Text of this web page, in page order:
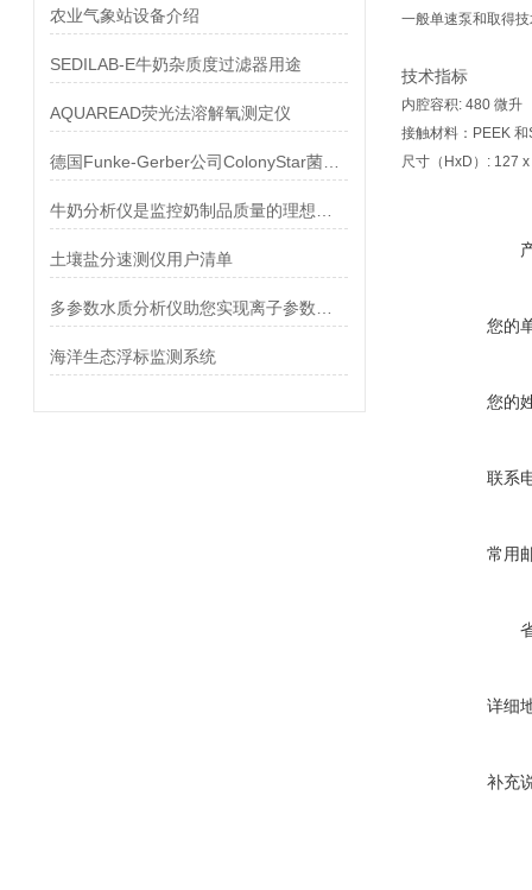
农业气象站设备介绍
SEDILAB-E牛奶杂质度过滤器用途
AQUAREAD荧光法溶解氧测定仪
土壤盐分速测仪用户清单
海洋生态浮标监测系统
一般单速泵和取得
技术指标
内腔容积: 480 微升
接触材料：PEEK 和
尺寸（HxD）: 127
您的
您的
联系
常用
详细
补充